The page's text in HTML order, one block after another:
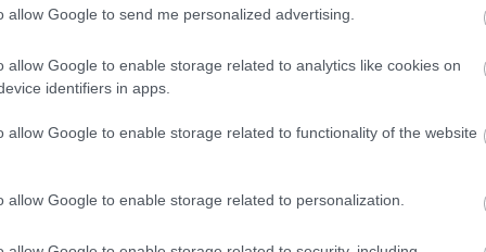
allow Google to send me personalized advertising.
allow Google to enable storage related to analytics like cookies on
identifiers in apps.
allow Google to enable storage related to functionality of the website
allow Google to enable storage related to personalization.
hét
2
14. hét
1
13. hét
3 3 3